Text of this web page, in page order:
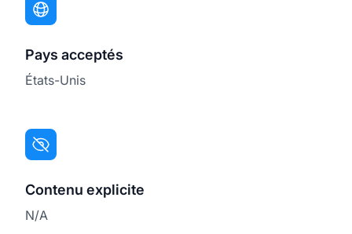
Pays acceptés
États-Unis
Contenu explicite
N/A